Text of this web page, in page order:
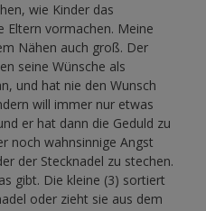
wie Kinder das
Eltern vormachen. Meine
Nähen auch groß. Der
seine Wünsche als
und hat nie den Wunsch
will immer nur etwas
er hat dann die Geduld zu
noch wahnsinnige Angst
der Stecknadel zu stechen.
gibt. Die kleine (3) sortiert
oder zieht sie aus dem